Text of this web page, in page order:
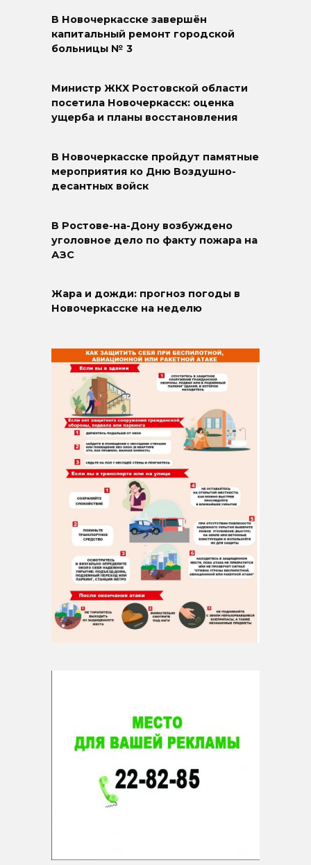
В Новочеркасске завершён
капитальный ремонт городской
больницы № 3
Министр ЖКХ Ростовской области
посетила Новочеркасск: оценка
ущерба и планы восстановления
В Новочеркасске пройдут памятные
мероприятия ко Дню Воздушно-
десантных войск
В Ростове-на-Дону возбуждено
уголовное дело по факту пожара на
АЗС
Жара и дожди: прогноз погоды в
Новочеркасске на неделю